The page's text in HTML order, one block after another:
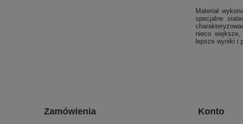
Materiał
specjalne
nieco
lepsze wyniki i
Zamówienia Konto